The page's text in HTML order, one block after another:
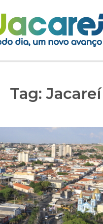
conteúdo
Tag: